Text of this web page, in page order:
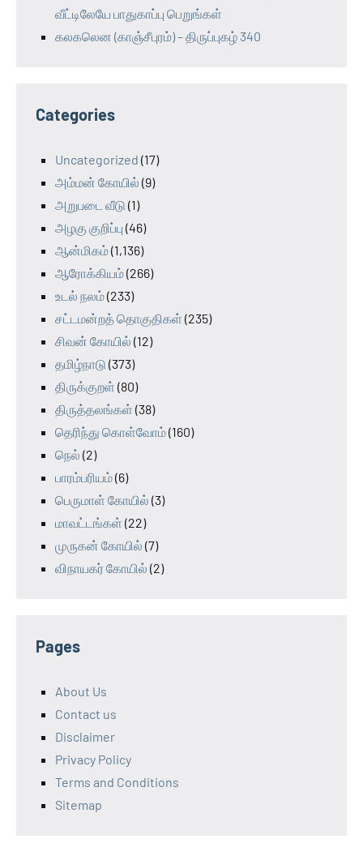
வீட்டிலேயே பாதுகாப்பு பெறுங்கள்
கலகலென (காஞ்சீபுரம்) – திருப்புகழ் 340
Categories
Uncategorized (17)
அம்மன் கோயில் (9)
அறுபடை வீடு (1)
அழகு குறிப்பு (46)
ஆன்மிகம்(1,136)
ஆரோக்கியம்(266)
உடல் நலம்(233)
சட்டமன்றத் தொகுதிகள் (235)
சிவன் கோயில் (12)
தமிழ்நாடு (373)
திருக்குறள் (80)
திருத்தலங்கள் (38)
தெரிந்து கொள்வோம்(160)
நெல் (2)
பாரம்பரியம்(6)
பெருமாள் கோயில் (3)
மாவட்டங்கள் (22)
முருகன் கோயில் (7)
விநாயகர் கோயில் (2)
Pages
About Us
Contact us
Disclaimer
Privacy Policy
Terms and Conditions
Sitemap